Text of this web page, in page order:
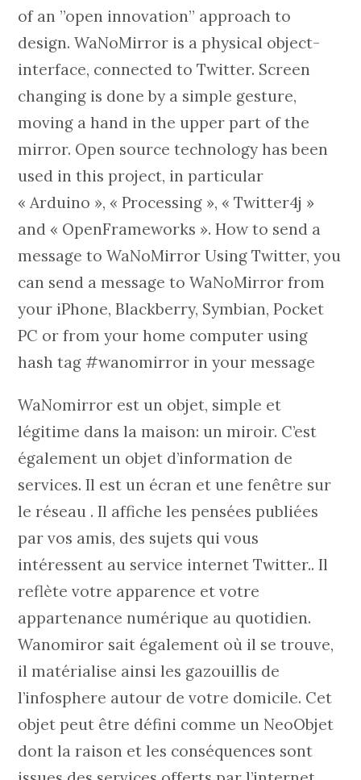
of an ”open innovation” approach to
design. WaNoMirror is a physical object-
interface, connected to Twitter. Screen
changing is done by a simple gesture,
moving a hand in the upper part of the
mirror. Open source technology has been
used in this project, in particular
« Arduino », « Processing », « Twitter4j »
and « OpenFrameworks ». How to send a
message to WaNoMirror Using Twitter, you
can send a message to WaNoMirror from
your iPhone, Blackberry, Symbian, Pocket
PC or from your home computer using
hash tag #wanomirror in your message
WaNomirror est un objet, simple et
légitime dans la maison: un miroir. C’est
également un objet d’information de
services. Il est un écran et une fenêtre sur
le réseau . Il affiche les pensées publiées
par vos amis, des sujets qui vous
intéressent au service internet Twitter.. Il
reflète votre apparence et votre
appartenance numérique au quotidien.
Wanomiror sait également où il se trouve,
il matérialise ainsi les gazouillis de
l’infosphere autour de votre domicile. Cet
objet peut être défini comme un NeoObjet
dont la raison et les conséquences sont